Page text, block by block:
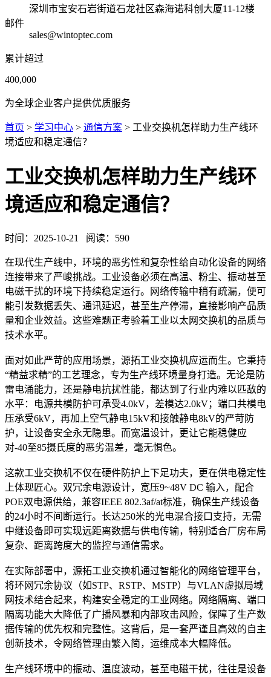
深圳市宝安石岩街道石龙社区森海诺科创大厦11-12楼
邮件
sales@wintoptec.com
累计超过
400,000
为全球企业客户提供优质服务
首页 > 学习中心 > 通信方案 > 工业交换机怎样助力生产线环
境适应和稳定通信？
工业交换机怎样助力生产线环
境适应和稳定通信？
时间： 2025-10-21 阅读： 590
在现代生产线中，环境的恶劣性和复杂性给自动化设备的网络
连接带来了严峻挑战。工业设备必须在高温、粉尘、振动甚至
电磁干扰的环境下持续稳定运行。网络传输中稍有疏漏，便可
能引发数据丢失、通讯延迟，甚至生产停滞，直接影响产品质
量和企业效益。这些难题正考验着工业以太网交换机的品质与
技术水平。
面对如此严苛的应用场景，源拓工业交换机应运而生。它秉持
“精益求精”的工艺理念，专为生产线环境量身打造。无论是防
雷电涌能力，还是静电抗扰性能，都达到了行业内难以匹敌的
水平：电源共模防护可承受4.0kV，差模达2.0kV；端口共模电
压承受6kV，再加上空气静电15kV和接触静电8kV的严苛防
护，让设备安全永无隐患。而宽温设计，更让它能稳健应
对-40至85摄氏度的恶劣温差，毫无惧色。
这款工业交换机不仅在硬件防护上下足功夫，更在供电稳定性
上体现匠心。双冗余电源设计，宽压9~48V DC 输入，配合
POE双电源供给，兼容IEEE 802.3af/at标准，确保生产线设备
的24小时不间断运行。长达250米的光电混合接口支持，无需
中继设备即可实现远距离数据与供电传输，特别适合厂房布局
复杂、距离跨度大的监控与通信需求。
在实际部署中，源拓工业交换机通过智能化的网络管理平台，
将环网冗余协议（如STP、RSTP、MSTP）与VLAN虚拟局域
网技术结合起来，构建安全稳定的工业网络。网络隔离、端口
隔离功能大大降低了广播风暴和内部攻击风险，保障了生产数
据传输的优先权和完整性。这背后，是一套严谨且高效的自主
创新技术，令网络管理由繁入简，运维成本大幅降低。
生产线环境中的振动、温度波动，甚至电磁干扰，往往是设备